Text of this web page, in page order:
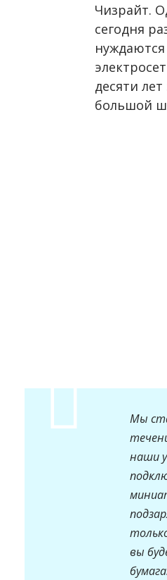
Чизрайт.
сегодня
десяти
большой
Мы
наши
вы